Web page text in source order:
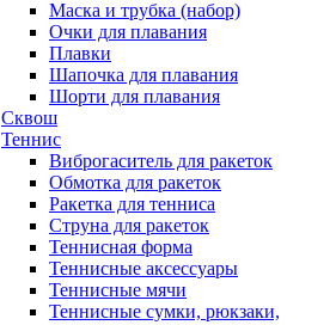
Маска и трубка (набор)
Очки для плавания
Плавки
Шапочка для плавания
Шорти для плавания
Сквош
Теннис
Виброгаситель для ракеток
Обмотка для ракеток
Ракетка для тенниса
Струна для ракеток
Теннисная форма
Теннисные аксессуары
Теннисные мячи
Теннисные сумки, рюкзаки,